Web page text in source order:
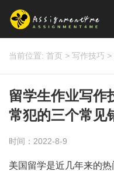
当前位置: 首页 > 写作技巧 >
留学生作业写
常犯的三个常见
时间：2022-8-9
美国留学是近几年来的